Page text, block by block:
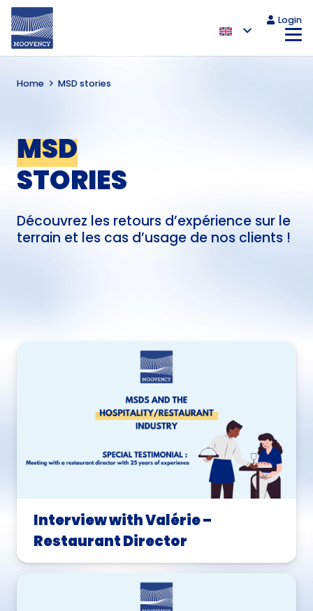
Login
Home MSD stories
MSD
STORIES
Découvrez les retours d’expérience sur le
terrain et les cas d’usage de nos clients !
Interview with Valérie –
Restaurant Director